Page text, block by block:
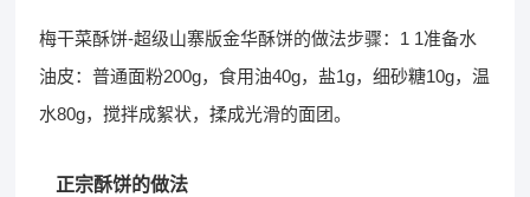
梅干菜酥饼-超级山寨版金华酥饼的做法步骤：1 1准备水
油皮：普通面粉200g，食用油40g，盐1g，细砂糖10g，温
水80g，搅拌成絮状，揉成光滑的面团。
正宗酥饼的做法